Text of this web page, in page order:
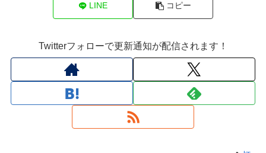
LINE コピー
Twitterフォローで更新通知が配信されます！